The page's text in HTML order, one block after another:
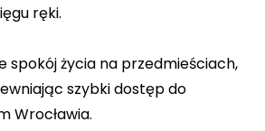
ręki.
spokój życia na przedmieściach,
szybki dostęp do
Wrocławia.